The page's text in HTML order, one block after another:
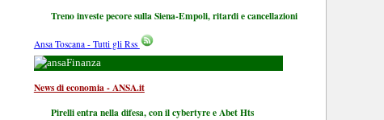
Treno investe pecore sulla Siena-Empoli, ritardi e cancellazioni
Ansa Toscana - Tutti gli Rss
Finanza
News di economia - ANSA.it
Pirelli entra nella difesa, con il cybertyre e Abet Hts